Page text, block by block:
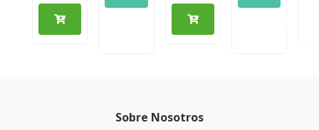
Sobre Nosotros